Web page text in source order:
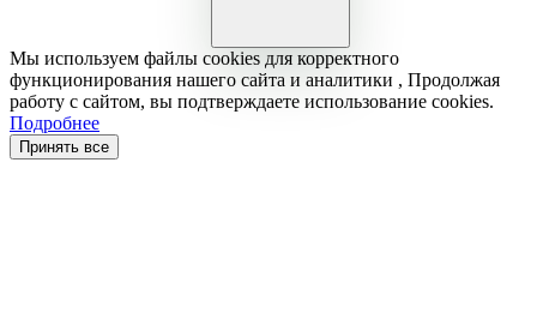
Мы используем файлы cookies для корректного
функционирования нашего сайта и аналитики , Продолжая
работу с сайтом, вы подтверждаете использование cookies.
Подробнее
Принять все